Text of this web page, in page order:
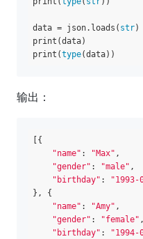
data = json.loads( str)
print(data)
print(type
输出：
[{
"name" : "Max" ,
"gender" : "male" ,
"birthday" :
"1993-
}, {
"name" : "Amy" ,
"gender" : "female" ,
"birthday" :
"1994-